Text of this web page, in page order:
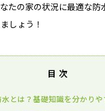
たの家の状況に最適な防
しょう！
目次
とは？基礎知識を分かり